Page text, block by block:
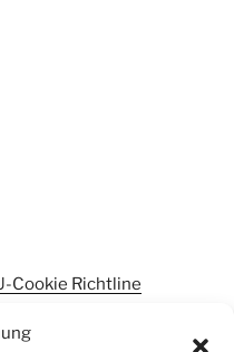
Cookie Richtline